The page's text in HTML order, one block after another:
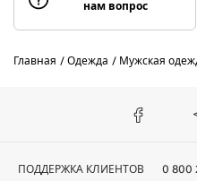
нам вопрос
Главная Одежда Мужская
ПОДДЕРЖКА КЛИЕНТОВ 0 800